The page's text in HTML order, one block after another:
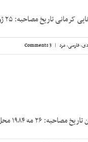
۲۵ ژوئن ۱۹۸۶ محل‌مصاحبه: نیویورک [...]
,فارسی,مرد |
3 Comments
پاریس ـ فرانسه [...]